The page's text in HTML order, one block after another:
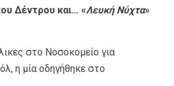
Δέντρου και… «Λευκή Νύχτα»
στο Νοσοκομείο για
η μία οδηγήθηκε στο